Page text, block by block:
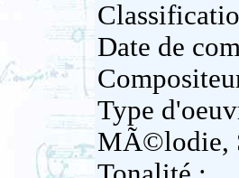
Date de
Type
MÃ©lodie,